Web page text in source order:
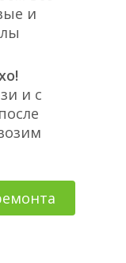
и
и с